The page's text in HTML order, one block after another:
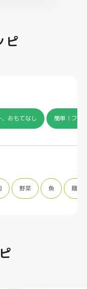
ピ
、おもてなし 簡単！フラ
野菜 魚 麺類